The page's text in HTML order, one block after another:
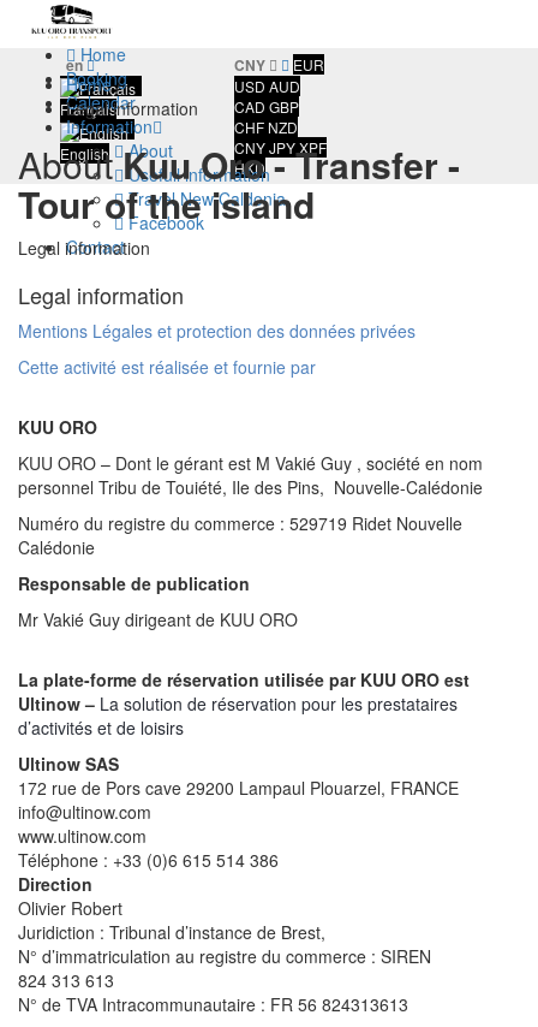
en
Français
English
CNY
EUR
USD AUD
CAD GBP
CHF NZD
CNYJPYXPF
HKD
Home
Booking
Calendar
Information
About
Usefull information
Travel New Caldonia
Facebook
Contact
Home/
Legal information
AboutKuu Oro - Transfer -
Tour of the island
Legal information
Legal information
Mentions Légales et protection des données privées
Cette activité est réalisée et fournie par
KUU ORO
KUU ORO – Dont le gérant est M Vakié Guy , société en nom
personnel Tribu de Touiété, Ile des Pins, Nouvelle-Calédonie
Numéro du registre du commerce : 529719 Ridet Nouvelle
Calédonie
Responsable de publication
Mr Vakié Guy dirigeant de KUU ORO
La plate-forme de réservation utilisée par KUU ORO est
Ultinow – La solution de réservation pour les prestataires
d’activités et de loisirs
Ultinow SAS
172 rue de Pors cave 29200 Lampaul Plouarzel, FRANCE
info@ultinow.com
www.ultinow.com
Téléphone : +33 (0)6 615 514 386
Direction
Olivier Robert
Juridiction : Tribunal d’instance de Brest,
N° d’immatriculation au registre du commerce : SIREN
824 313 613
N° de TVA Intracommunautaire : FR 56 824313613